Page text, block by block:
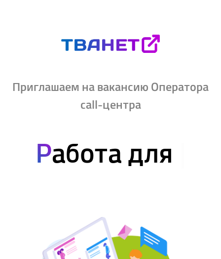
Приглашаем на вакансию Оператора
call-центра
Работа для.
т